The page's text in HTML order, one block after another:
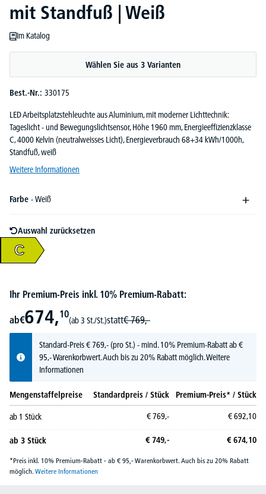
mit Standfuß | Weiß
Im Katalog
Wählen Sie aus 3 Varianten
Best.-Nr.: 330175
LED Arbeitsplatzstehleuchte aus Aluminium, mit moderner Lichttechnik:
Tageslicht - und Bewegungslichtsensor, Höhe 1960 mm, Energieeffizienzklasse
C, 4000 Kelvin (neutralweisses Licht), Energieverbrauch 68+34 kWh/1000h,
Standfuß, weiß
Weitere Informationen
Farbe - Weiß
Auswahl zurücksetzen
C
Ihr Premium-Preis inkl. 10% Premium-Rabatt:
ab€674,10
(ab 3 St./St.)statt€ 769,-
Standard-Preis€769,-(pro St.) - mind. 10% Premium-Rabatt ab €
95,- Warenkorbwert. Auch bis zu 20% Rabatt möglich.Weitere
Informationen
Mengenstaffelpreise Standardpreis / Stück Premium-Preis* / Stück
ab 1 Stück €769,- €692,10
ab 3 Stück € 749,- € 674,10
*Preis inkl. 10% Premium-Rabatt - ab € 95,- Warenkorbwert. Auch bis zu 20% Rabatt
möglich. Weitere Informationen